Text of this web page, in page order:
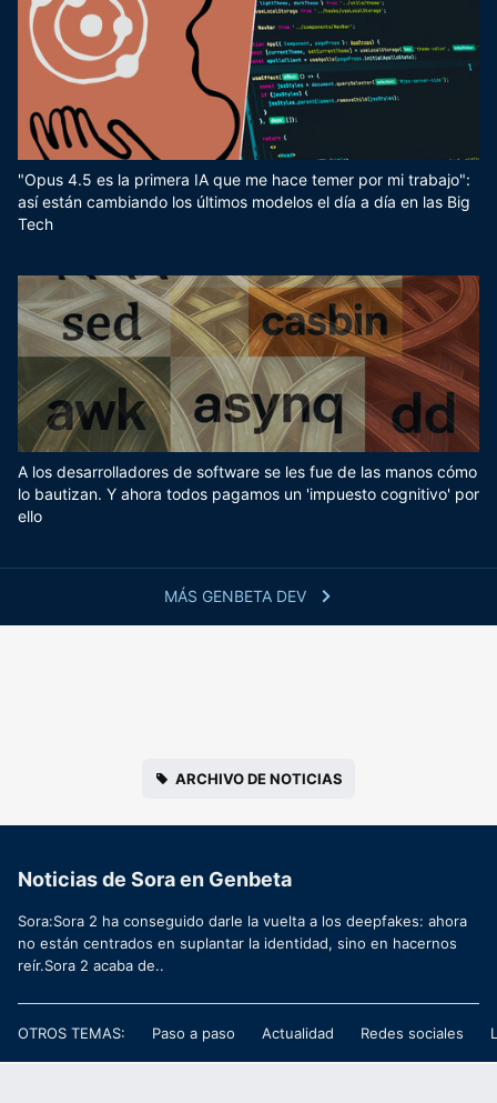
MÁS GENBETA DEV
"Opus 4.5 es la primera IA que me hace temer por mi trabajo":
así están cambiando los últimos modelos el día a día en las Big
Tech
A los desarrolladores de software se les fue de las manos cómo
lo bautizan. Y ahora todos pagamos un 'impuesto cognitivo' por
ello
ARCHIVO DE NOTICIAS
Noticias de Sora en Genbeta
Sora:Sora 2 ha conseguido darle la vuelta a los deepfakes: ahora
no están centrados en suplantar la identidad, sino en hacernos
reír.Sora 2 acaba de..
OTROS TEMAS: Paso a paso Actualidad Redes sociales